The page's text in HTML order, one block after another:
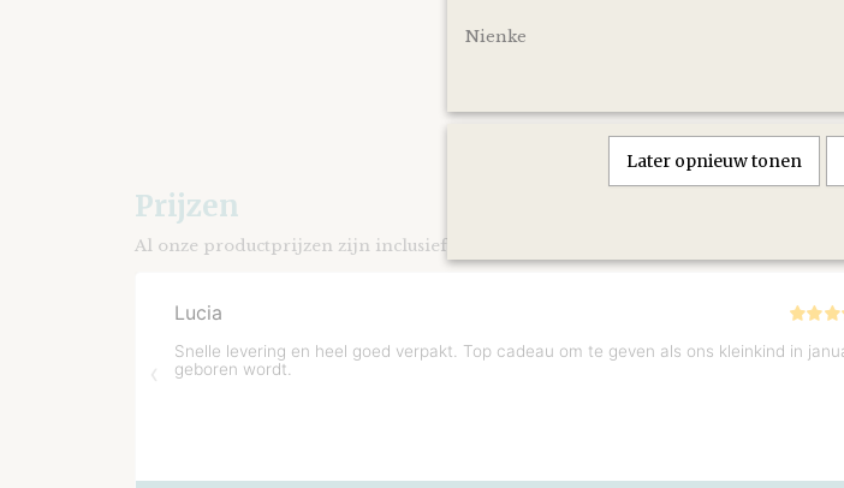
Prijzen
Al onze productprijzen zijn inclusief BTW.
Nienke
Later opnieuw tonen